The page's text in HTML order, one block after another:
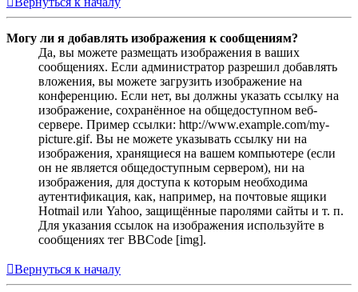
Могу ли я добавлять изображения к сообщениям?
Да, вы можете размещать изображения в ваших
сообщениях. Если администратор разрешил добавлять
вложения, вы можете загрузить изображение на
конференцию. Если нет, вы должны указать ссылку на
изображение, сохранённое на общедоступном веб-
сервере. Пример ссылки: http://www.example.com/my-
picture.gif. Вы не можете указывать ссылку ни на
изображения, хранящиеся на вашем компьютере (если
он не является общедоступным сервером), ни на
изображения, для доступа к которым необходима
аутентификация, как, например, на почтовые ящики
Hotmail или Yahoo, защищённые паролями сайты и т. п.
Для указания ссылок на изображения используйте в
сообщениях тег BBCode [img].
Вернуться к началу